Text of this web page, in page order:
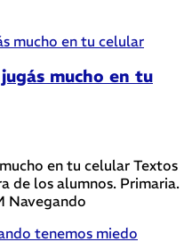
mucho en tu
en tu celular Textos
de los alumnos. Primaria.
Navegando